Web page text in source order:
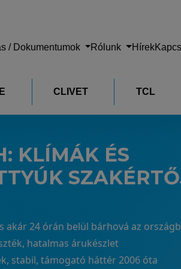
/ Dokumentumok Rólunk Hírek
CLIVET TCL
KLÍMÁK ÉS
akár 24 órán belül bárhová az
hatalmas árukészlet
stabil, támogató háttér 2006 óta